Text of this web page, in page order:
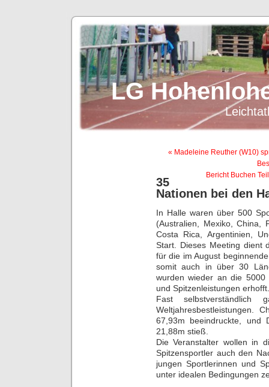
LG
« Madeleine Reuther (W10)
Bericht Buchen
35
Nationen bei den
In Halle waren über 500
(Australien, Mexiko, China,
Costa Rica, Argentinien,
Start. Dieses Meeting dient
für die im August
somit auch in über 30
wurden wieder an die 5000
und Spitzenleistungen erhofft.
Fast
Weltjahresbestleistungen.
67,93m beeindruckte,
21,88m stieß.
Die Veranstalter wollen in
Spitzensportler auch den
jungen Sportlerinnen und
unter idealen Bedingungen